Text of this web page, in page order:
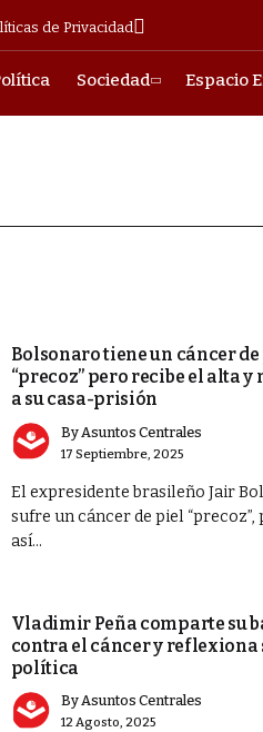
de Privacidad
Sociedad Espacio
Bolsonaro tiene un cáncer
“precoz” pero recibe el alta y
a su casa-prisión
By Asuntos Centrales
17 Septiembre, 2025
El expresidente brasileño Jair
sufre un cáncer de piel “precoz”,
así...
Vladimir Peña comparte su
contra el cáncer y reflexiona
política
ByAsuntos Centrales
12 Agosto, 2025